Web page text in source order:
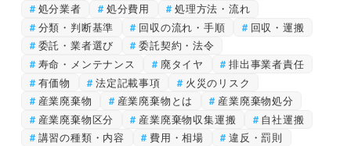
処分業者
処分費用
処理方法・流れ
分類・判断基準
回収の流れ・手順
回収・運搬
委託・業者選び
委託契約・法令
寿命・メンテナンス
廃タイヤ
排出事業者責任
有価物
法定記載事項
火災のリスク
産業廃棄物
産業廃棄物とは
産業廃棄物処分
産業廃棄物区分
産業廃棄物収集運搬
自社運搬
講習の種類・内容
費用・相場
違反・罰則